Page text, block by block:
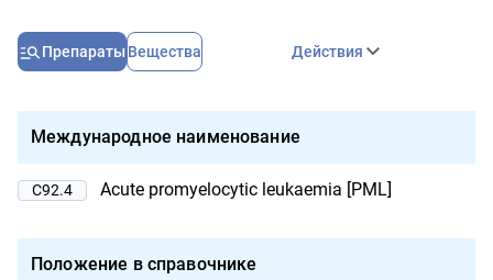
Препараты Вещества Действия
Международное наименование
C92.4 Acute promyelocytic leukaemia [PML]
Положение в справочнике